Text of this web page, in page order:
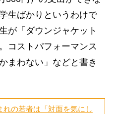
生ばかりというわけで
が「ダウンジャケット
コストパフォーマンス
まわない」などと書き
れの若者は「対面を気にし